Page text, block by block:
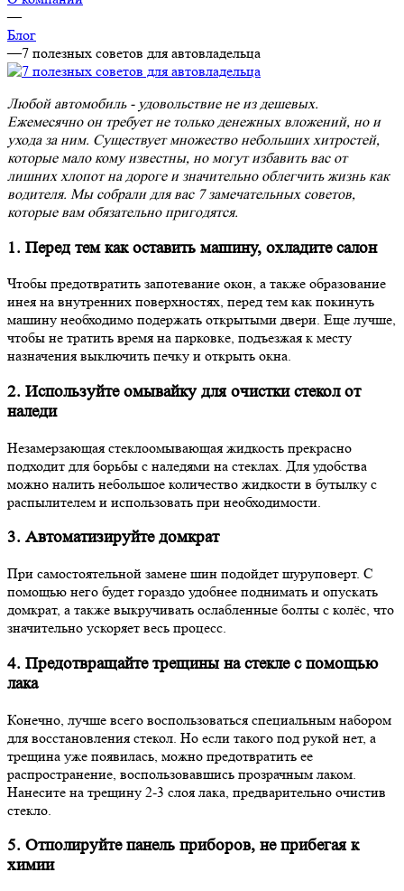
—
Блог
—7 полезных советов для автовладельца
Любой автомобиль - удовольствие не из дешевых.
Ежемесячно он требует не только денежных вложений, но и
ухода за ним. Существует множество небольших хитростей,
которые мало кому известны, но могут избавить вас от
лишних хлопот на дороге и значительно облегчить жизнь как
водителя. Мы собрали для вас 7 замечательных советов,
которые вам обязательно пригодятся.
1. Перед тем как оставить машину, охладите салон
Чтобы предотвратить запотевание окон, а также образование
инея на внутренних поверхностях, перед тем как покинуть
машину необходимо подержать открытыми двери. Еще лучше,
чтобы не тратить время на парковке, подъезжая к месту
назначения выключить печку и открыть окна.
2. Используйте омывайку для очистки стекол от
наледи
Незамерзающая стеклоомывающая жидкость прекрасно
подходит для борьбы с наледями на стеклах. Для удобства
можно налить небольшое количество жидкости в бутылку с
распылителем и использовать при необходимости.
3. Автоматизируйте домкрат
При самостоятельной замене шин подойдет шуруповерт. С
помощью него будет гораздо удобнее поднимать и опускать
домкрат, а также выкручивать ослабленные болты с колёс, что
значительно ускоряет весь процесс.
4. Предотвращайте трещины на стекле с помощью
лака
Конечно, лучше всего воспользоваться специальным набором
для восстановления стекол. Но если такого под рукой нет, а
трещина уже появилась, можно предотвратить ее
распространение, воспользовавшись прозрачным лаком.
Нанесите на трещину 2-3 слоя лака, предварительно очистив
стекло.
5. Отполируйте панель приборов, не прибегая к
химии